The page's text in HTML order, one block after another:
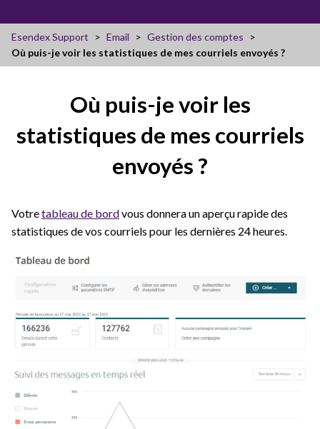
Esendex Support Email
Gestion des comptes
Où puis-je voir les statistiques de mes courriels envoyés ?
Où puis-je voir les
statistiques de mes courriels
envoyés ?
Votretableau de bordvous donnera un aperçu rapide des
statistiques de vos courriels pour les dernières 24 heures.